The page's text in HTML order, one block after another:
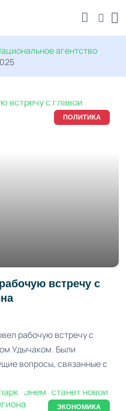
агентство
ПОЛИТИКА
встречу с
рабочую встречу с
Удычаком. Были
вопросы, связанные с
ЭКОНОМИКА